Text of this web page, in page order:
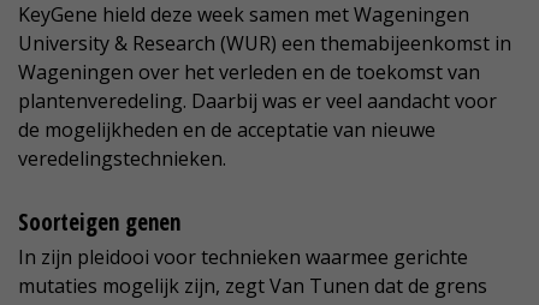
KeyGene hield deze week samen met Wageningen
University & Research (WUR) een themabijeenkomst in
Wageningen over het verleden en de toekomst van
plantenveredeling. Daarbij was er veel aandacht voor
de mogelijkheden en de acceptatie van nieuwe
veredelingstechnieken.
Soorteigen genen
In zijn pleidooi voor technieken waarmee gerichte
mutaties mogelijk zijn, zegt Van Tunen dat de grens